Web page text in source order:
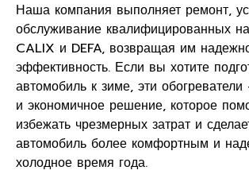
Наша компания выполняет ремонт,
обслуживание квалифицированных
CALIX и DEFA, возвращая им
эффективность. Если вы хотите
автомобиль к зиме, эти
и экономичное решение, которое
избежать чрезмерных затрат и
автомобиль более комфортным и
холодное время года.